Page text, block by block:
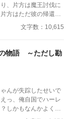
、片方は魔王討伐に
方はただ彼の帰還を
これは何も持たない
品です。 無自覚両片
文字数：10,615
物語 ～ただし勘
んが失踪したせいで
っ、俺自国でハーレ
しかもなんかよくわ
けど！？このままだ